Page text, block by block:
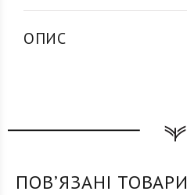
ОПИС
ПОВʼЯЗАНІ ТОВАРИ